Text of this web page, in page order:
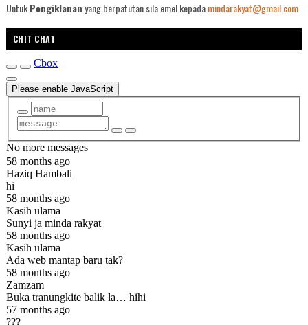
UntukPengiklananyang berpatutan sila emel kepadamindarakyat@gmail.com
CHIT CHAT